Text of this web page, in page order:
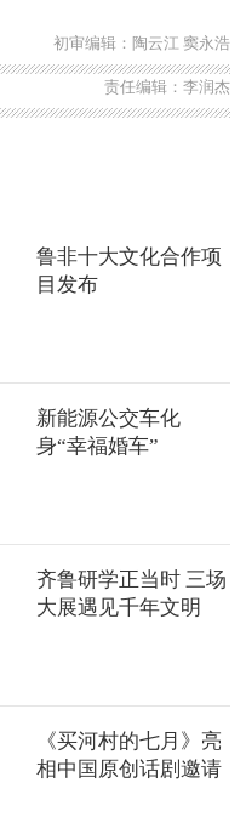
初审编辑：陶云江 窦永浩
责任编辑：李润杰
鲁非十大文化合作项
目发布
新能源公交车化
身“幸福婚车”
齐鲁研学正当时 三场
大展遇见千年文明
《买河村的七月》亮
相中国原创话剧邀请